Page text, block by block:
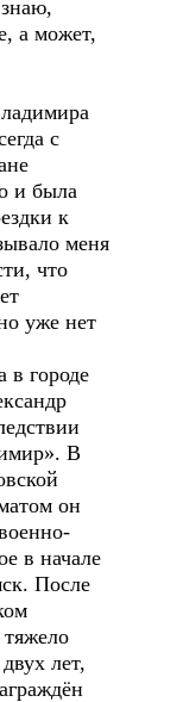
а может,
с
и была
к
меня
что
уже нет
городе
В
он
в начале
После
лет,